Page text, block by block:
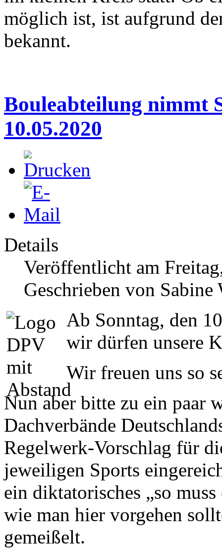
möglich ist, ist aufgrund
bekannt.
Bouleabteilung nimmt
10.05.2020
Details
Veröffentlicht am
Geschrieben von Sabine
Ab Sonntag, den
wir dürfen unsere
Wir freuen uns so
Nun aber bitte zu ein paar
Dachverbände
Regelwerk-Vorschlag für
jeweiligen Sports
ein diktatorisches „so
wie man hier vorgehen
gemeißelt.